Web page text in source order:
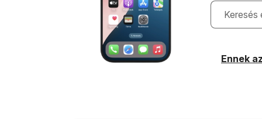
Gépelés
Ennek